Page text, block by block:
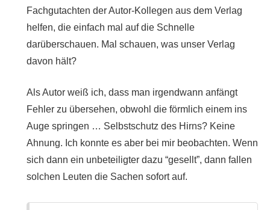
Fachgutachten der Autor-Kollegen aus dem Verlag
helfen, die einfach mal auf die Schnelle
darüberschauen. Mal schauen, was unser Verlag
davon hält?
Als Autor weiß ich, dass man irgendwann anfängt
Fehler zu übersehen, obwohl die förmlich einem ins
Auge springen … Selbstschutz des Hirns? Keine
Ahnung. Ich konnte es aber bei mir beobachten. Wenn
sich dann ein unbeteiligter dazu “gesellt”, dann fallen
solchen Leuten die Sachen sofort auf.